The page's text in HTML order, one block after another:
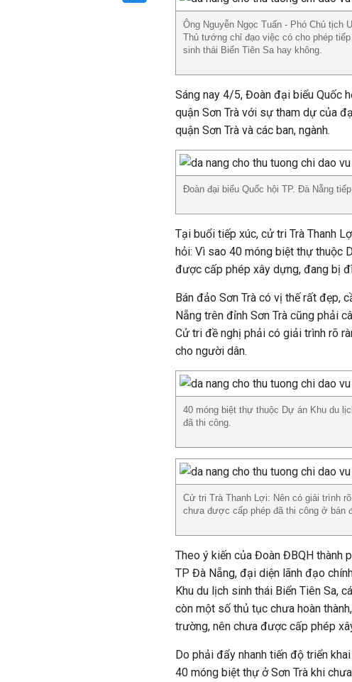
Ông Nguyễn Ngọc Tuấn - Phó Chủ tịch
Thủ tướng chỉ đạo việc có cho phép
sinh thái Biển Tiên Sa hay không.
Sáng nay 4/5, Đoàn đại biểu Quốc
quận Sơn Trà với sự tham dự của
quận Sơn Trà và các ban, ngành.
Đoàn đại biểu Quốc hội TP. Đà Nẵng
Tại buổi tiếp xúc, cử tri Trà Thanh
hỏi: Vì sao 40 móng biệt thự thuộc
được cấp phép xây dựng, đang bị
Bán đảo Sơn Trà có vị thế rất đẹp,
Nẵng trên đỉnh Sơn Trà cũng phải
Cử tri đề nghị phải có giải trình rõ
cho người dân.
40 móng biệt thự thuộc Dự án Khu du
đã thi công.
Cử tri Trà Thanh Lợi: Nên có giải trình
chưa được cấp phép đã thi công ở bán
Theo ý kiến của Đoàn ĐBQH thành
TP Đà Nẵng, đại diện lãnh đạo
Khu du lịch sinh thái Biển Tiên Sa,
còn một số thủ tục chưa hoàn
trường, nên chưa được cấp phép
Do phải đẩy nhanh tiến độ triển
40 móng biệt thự ở Sơn Trà khi